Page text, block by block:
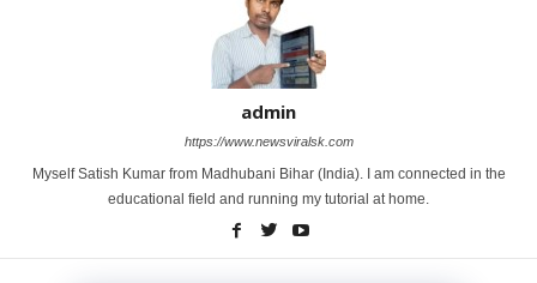
admin
https://www.newsviralsk.com
Myself Satish Kumar from Madhubani Bihar (India). I am connected in the
educational field and running my tutorial at home.